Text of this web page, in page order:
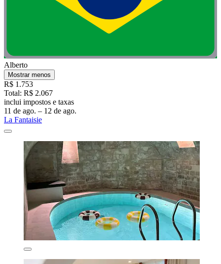
Alberto
Mostrar menos
R$ 1.753
Total: R$ 2.067
inclui impostos e taxas
11 de ago. – 12 de ago.
La Fantaisie